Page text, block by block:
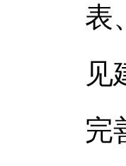
表
见
完